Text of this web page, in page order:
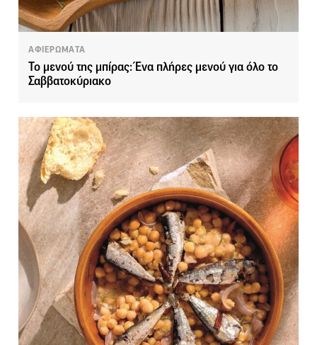
ΑΦΙΕΡΩΜΑΤΑ
Το μενού της μπίρας: Ένα πλήρες μενού για όλο το
Σαββατοκύριακο